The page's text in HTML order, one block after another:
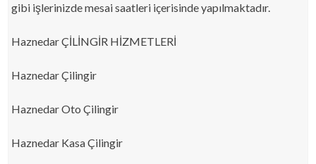
gibi işlerinizde mesai saatleri içerisinde yapılmaktadır.
Haznedar ÇİLİNGİR HİZMETLERİ
Haznedar Çilingir
Haznedar Oto Çilingir
Haznedar Kasa Çilingir